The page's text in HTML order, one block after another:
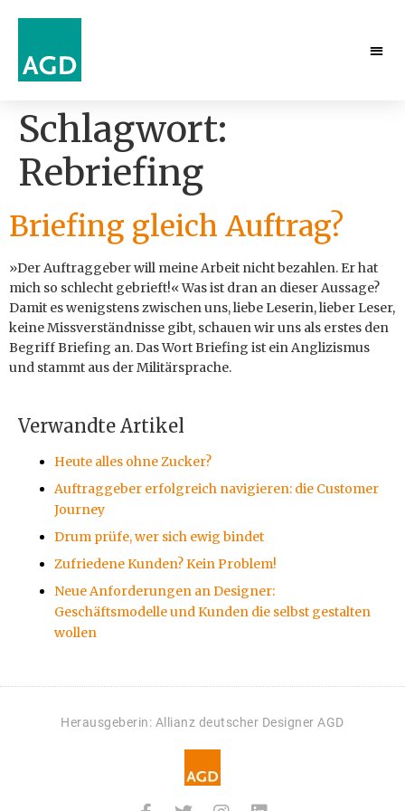
Schlagwort:
Rebriefing
Briefing gleich Auftrag?
»Der Auftraggeber will meine Arbeit nicht bezahlen. Er hat
mich so schlecht gebrieft!« Was ist dran an dieser Aussage?
Damit es wenigstens zwischen uns, liebe Leserin, lieber Leser,
keine Missverständnisse gibt, schauen wir uns als erstes den
Begriff Briefing an. Das Wort Briefing ist ein Anglizismus
und stammt aus der Militärsprache.
Verwandte Artikel
Heute alles ohne Zucker?
Auftraggeber erfolgreich navigieren: die Customer
Journey
Drum prüfe, wer sich ewig bindet
Zufriedene Kunden? Kein Problem!
Neue Anforderungen an Designer:
Geschäftsmodelle und Kunden die selbst gestalten
wollen
Herausgeberin: Allianz deutscher Designer AGD